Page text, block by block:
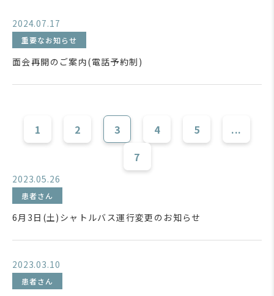
2024.07.17
重要なお知らせ
面会再開のご案内(電話予約制)
1 2 3 4 5
...
7
2023.05.26
患者さん
6月3日(土)シャトルバス運行変更のお知らせ
2023.03.10
患者さん